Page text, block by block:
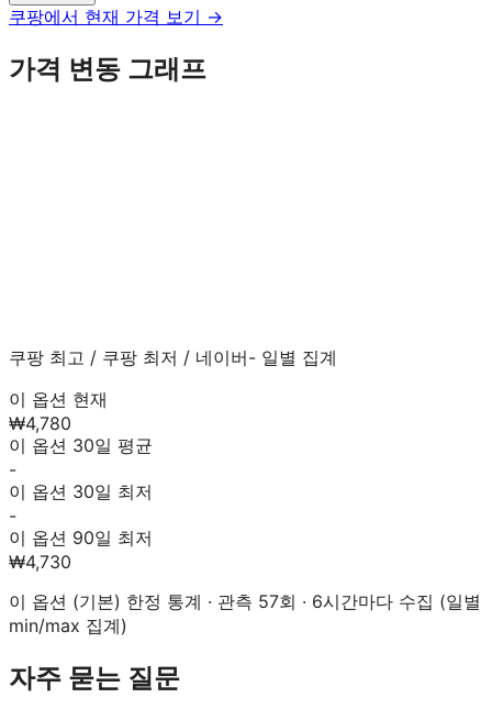
쿠팡에서 현재 가격 보기 →
가격 변동 그래프
쿠팡 최고 / 쿠팡 최저 / 네이버- 일별 집계
이 옵션 현재
₩4,780
이 옵션 30일 평균
-
이 옵션 30일 최저
-
이 옵션 90일 최저
₩4,730
이 옵션 (기본) 한정 통계 · 관측 57회 · 6시간마다 수집 (일별
min/max 집계)
자주 묻는 질문